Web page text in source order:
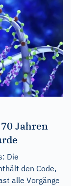
Jahren
Die
den Code,
alle Vorgänge